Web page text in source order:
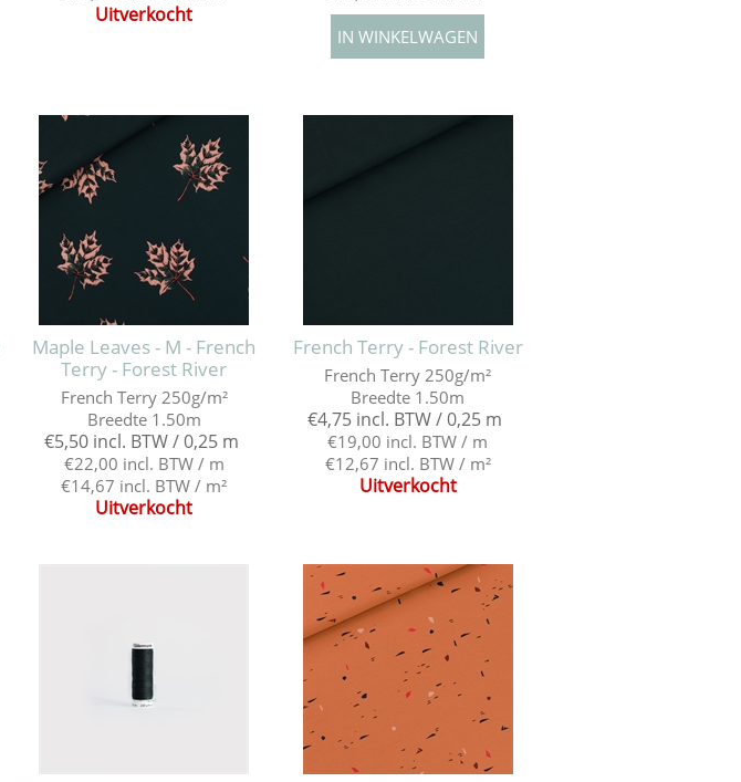
Uitverkocht
Maple Leaves - M - French
Terry - Forest River
French Terry 250g/m²
Breedte 1.50m
€5,50 incl. BTW / 0,25 m
€22,00 incl. BTW / m
€14,67 incl. BTW / m²
Uitverkocht
French Terry - Forest River
French Terry 250g/m²
Breedte 1.50m
€4,75 incl. BTW / 0,25 m
€19,00 incl. BTW / m
€12,67 incl. BTW / m²
Uitverkocht